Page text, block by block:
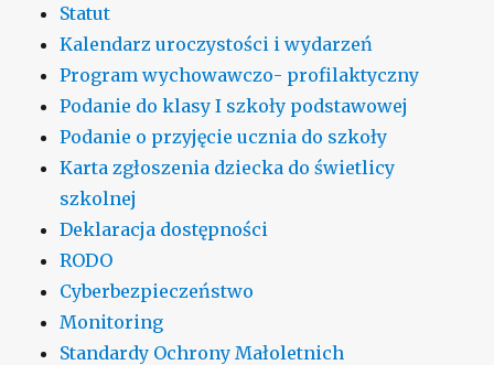
Statut
Kalendarz uroczystości i wydarzeń
Program wychowawczo- profilaktyczny
Podanie do klasy I szkoły podstawowej
Podanie o przyjęcie ucznia do szkoły
Karta zgłoszenia dziecka do świetlicy
szkolnej
Deklaracja dostępności
RODO
Cyberbezpieczeństwo
Monitoring
Standardy Ochrony Małoletnich